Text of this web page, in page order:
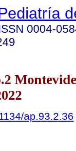
0004-
ap.93.2.36